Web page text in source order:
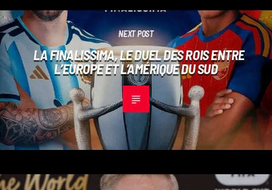
NEXT POST
LA FINALISSIMA, LE DUEL DES ROIS ENTRE
L’EUROPE ET L’AMÉRIQUE DU SUD